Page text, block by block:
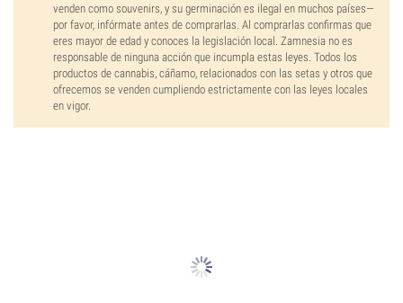
venden como souvenirs, y su germinación es ilegal en muchos países—
por favor, infórmate antes de comprarlas. Al comprarlas confirmas que
eres mayor de edad y conoces la legislación local. Zamnesia no es
responsable de ninguna acción que incumpla estas leyes. Todos los
productos de cannabis, cáñamo, relacionados con las setas y otros que
ofrecemos se venden cumpliendo estrictamente con las leyes locales
en vigor.